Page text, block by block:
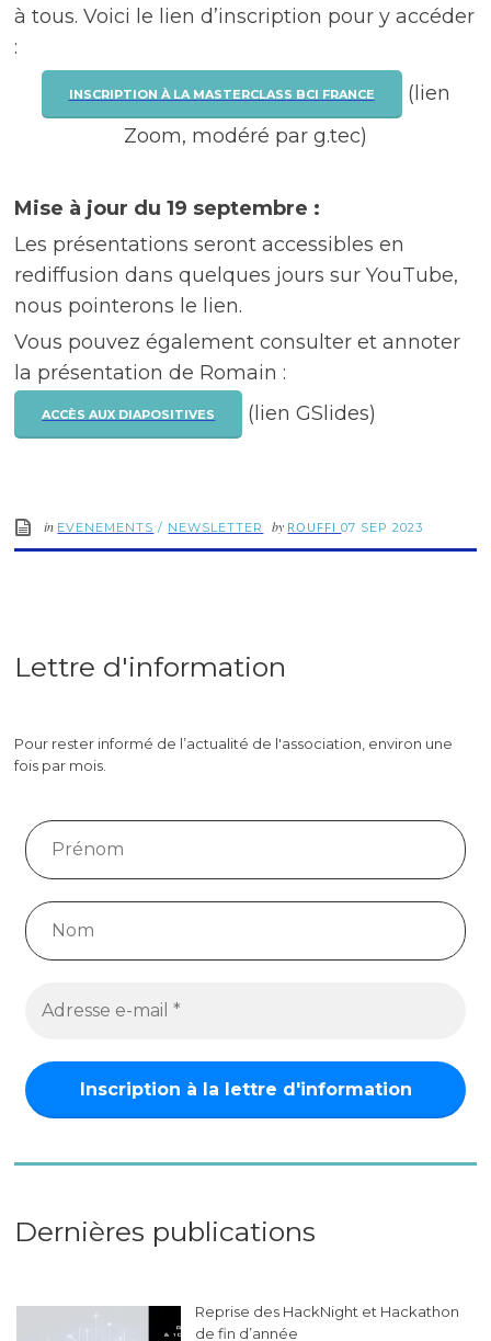
à tous. Voici le lien d’inscription pour y accéder
:
INSCRIPTION À LA MASTERCLASS BCI FRANCE
(lien
Zoom, modéré par g.tec)
Mise à jour du 19 septembre :
Les présentations seront accessibles en
rediffusion dans quelques jours sur YouTube,
nous pointerons le lien.
Vous pouvez également consulter et annoter
la présentation de Romain :
ACCÈS AUX DIAPOSITIVES (lien GSlides)
in EVENEMENTS / NEWSLETTER by ROUFFI07 SEP 2023
Lettre d'information
Pour rester informé de l’actualité de l'association, environ une
fois par mois.
Dernières publications
Reprise des HackNight et Hackathon
de fin d’année